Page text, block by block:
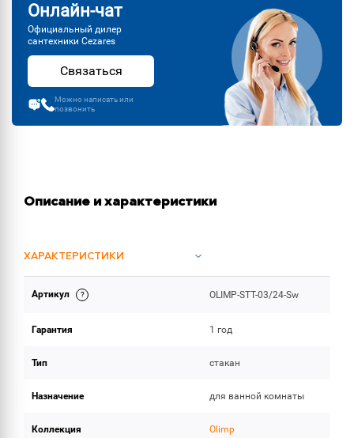
Онлайн-чат
Официальный дилер
сантехники Cezares
Связаться
Можно написать или
позвонить
Описание и характеристики
ХАРАКТЕРИСТИКИ
ОБЪЕМ ПОСТАВКИ
Артикул OLIMP-STT-03/24-Sw
Гарантия 1 год
Тип стакан
Назначение для ванной комнаты
Коллекция Olimp